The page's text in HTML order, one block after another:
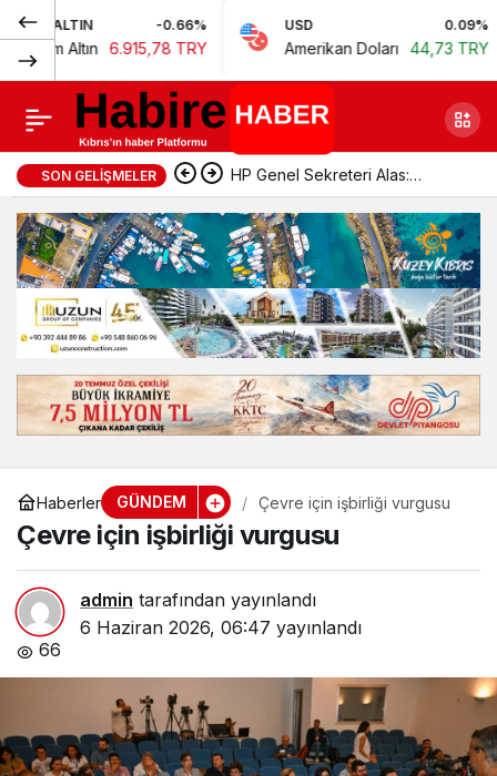
-0.66%
6.915,78 TRY
USD
Amerikan Doları 44,73 TRY
SON GELIŞMELER HP Genel Sekreteri Alas:
“Devlet yönetiminde köklü bir
zihniyet değişimine ihtiyaç var”
Haberler GÜNDEM Çevre için işbirliği vurgusu
Çevre için işbirliği vurgusu
admin tarafından yayınlandı
6 Haziran 2026, 06:47 yayınlandı
66
Haspolat’a Endüstri
Ormanı
Paylaş